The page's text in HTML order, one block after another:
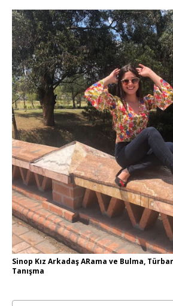
Sinop Kız Arkadaş ARama ve Bulma,
Tanışma